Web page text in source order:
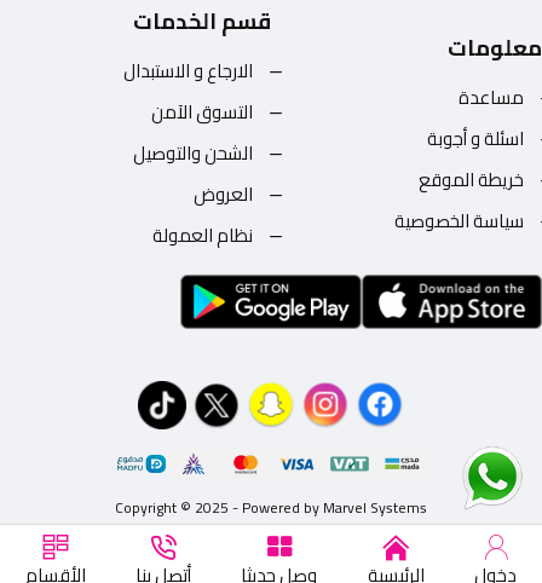
معلومات
مساعدة
اسئلة و أجوبة
خريطة الموقع
سياسة الخصوصية
قسم الخدمات
الارجاع و الاستبدال
التسوق الآمن
الشحن والتوصيل
العروض
نظام العمولة
Copyright © 2025 - Powered by Marvel Systems
دخول الرئيسية وصل حديثا أتصل بنا الأقسام